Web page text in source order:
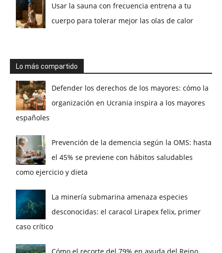
Usar la sauna con frecuencia entrena a tu
cuerpo para tolerar mejor las olas de calor
Lo más compartido
Defender los derechos de los mayores: cómo la
organización en Ucrania inspira a los mayores
españoles
Prevención de la demencia según la OMS: hasta
el 45% se previene con hábitos saludables
como ejercicio y dieta
La minería submarina amenaza especies
desconocidas: el caracol Lirapex felix, primer
caso crítico